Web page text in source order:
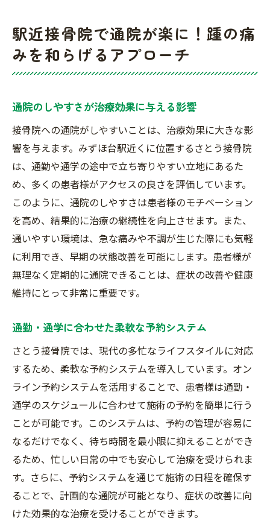
駅近接骨院で通院が楽に！踵の痛
みを和らげるアプローチ
通院のしやすさが治療効果に与える影響
接骨院への通院がしやすいことは、治療効果に大きな影
響を与えます。みずほ台駅近くに位置するさとう接骨院
は、通勤や通学の途中で立ち寄りやすい立地にあるた
め、多くの患者様がアクセスの良さを評価しています。
このように、通院のしやすさは患者様のモチベーション
を高め、結果的に治療の継続性を向上させます。また、
通いやすい環境は、急な痛みや不調が生じた際にも気軽
に利用でき、早期の状態改善を可能にします。患者様が
無理なく定期的に通院できることは、症状の改善や健康
維持にとって非常に重要です。
通勤・通学に合わせた柔軟な予約システム
さとう接骨院では、現代の多忙なライフスタイルに対応
するため、柔軟な予約システムを導入しています。オン
ライン予約システムを活用することで、患者様は通勤・
通学のスケジュールに合わせて施術の予約を簡単に行う
ことが可能です。このシステムは、予約の管理が容易に
なるだけでなく、待ち時間を最小限に抑えることができ
るため、忙しい日常の中でも安心して治療を受けられま
す。さらに、予約システムを通じて施術の日程を確保す
ることで、計画的な通院が可能となり、症状の改善に向
けた効果的な治療を受けることができます。